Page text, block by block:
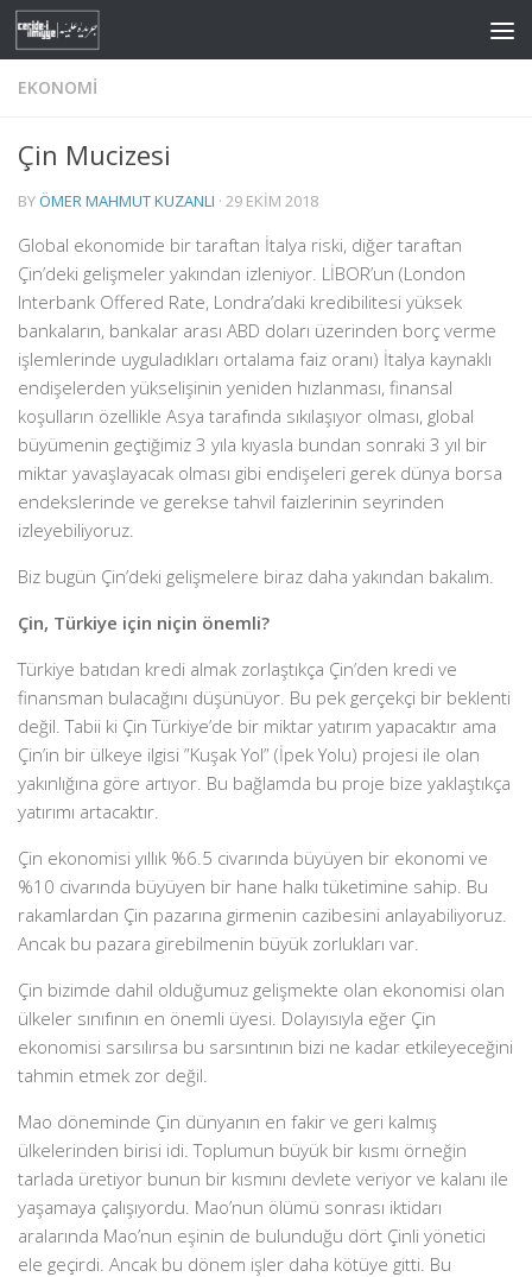
Skip to content
EKONOMI
Çin Mucizesi
BY ÖMER MAHMUT KUZANLI · 29 EKIM 2018
Global ekonomide bir taraftan İtalya riski, diğer taraftan
Çin’deki gelişmeler yakından izleniyor. LİBOR’un (London
Interbank Offered Rate, Londra’daki kredibilitesi yüksek
bankaların, bankalar arası ABD doları üzerinden borç verme
işlemlerinde uyguladıkları ortalama faiz oranı) İtalya kaynaklı
endişelerden yükselişinin yeniden hızlanması, finansal
koşulların özellikle Asya tarafında sıkılaşıyor olması, global
büyümenin geçtiğimiz 3 yıla kıyasla bundan sonraki 3 yıl bir
miktar yavaşlayacak olması gibi endişeleri gerek dünya borsa
endekslerinde ve gerekse tahvil faizlerinin seyrinden
izleyebiliyoruz.
Biz bugün Çin’deki gelişmelere biraz daha yakından bakalım.
Çin, Türkiye için niçin önemli?
Türkiye batıdan kredi almak zorlaştıkça Çin’den kredi ve
finansman bulacağını düşünüyor. Bu pek gerçekçi bir beklenti
değil. Tabii ki Çin Türkiye’de bir miktar yatırım yapacaktır ama
Çin’in bir ülkeye ilgisi ”Kuşak Yol” (İpek Yolu) projesi ile olan
yakınlığına göre artıyor. Bu bağlamda bu proje bize yaklaştıkça
yatırımı artacaktır.
Çin ekonomisi yıllık %6.5 civarında büyüyen bir ekonomi ve
%10 civarında büyüyen bir hane halkı tüketimine sahip. Bu
rakamlardan Çin pazarına girmenin cazibesini anlayabiliyoruz.
Ancak bu pazara girebilmenin büyük zorlukları var.
Çin bizimde dahil olduğumuz gelişmekte olan ekonomisi olan
ülkeler sınıfının en önemli üyesi. Dolayısıyla eğer Çin
ekonomisi sarsılırsa bu sarsıntının bizi ne kadar etkileyeceğini
tahmin etmek zor değil.
Mao döneminde Çin dünyanın en fakir ve geri kalmış
ülkelerinden birisi idi. Toplumun büyük bir kısmı örneğin
tarlada üretiyor bunun bir kısmını devlete veriyor ve kalanı ile
yaşamaya çalışıyordu. Mao’nun ölümü sonrası iktidarı
aralarında Mao’nun eşinin de bulunduğu dört Çinli yönetici
ele geçirdi. Ancak bu dönem işler daha kötüye gitti. Bu